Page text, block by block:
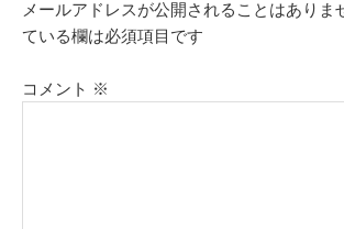
メールアドレスが公開されることはありま
ている欄は必須項目です
コメント ※